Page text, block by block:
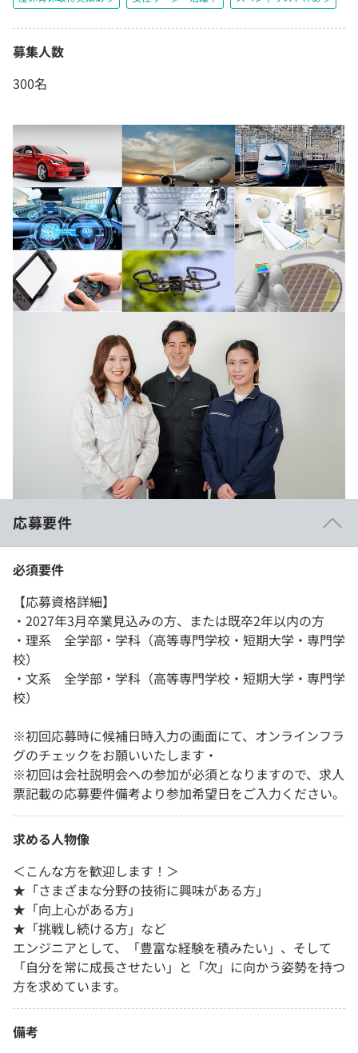
募集人数
300名
応募要件
必須要件
【応募資格詳細】
・2027年3月卒業見込みの方、または既卒2年以内の方
・理系 全学部・学科（高等専門学校・短期大学・専門学
校）
・文系 全学部・学科（高等専門学校・短期大学・専門学
校）
※初回応募時に候補日時入力の画面にて、オンラインフラ
グのチェックをお願いいたします・
※初回は会社説明会への参加が必須となりますので、求人
票記載の応募要件備考より参加希望日をご入力ください。
求める人物像
＜こんな方を歓迎します！＞
★「さまざまな分野の技術に興味がある方」
★「向上心がある方」
★「挑戦し続ける方」など
エンジニアとして、「豊富な経験を積みたい」、そして
「自分を常に成長させたい」と「次」に向かう姿勢を持つ
方を求めています。
備考